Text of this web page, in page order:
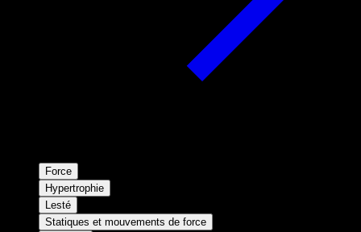
Force
Hypertrophie
Lesté
Statiques et mouvements de force